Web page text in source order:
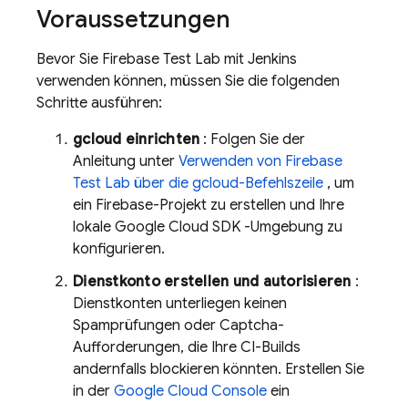
Voraussetzungen
Bevor Sie Firebase Test Lab mit Jenkins
verwenden können, müssen Sie die folgenden
Schritte ausführen:
gcloud einrichten : Folgen Sie der
Anleitung unter Verwenden von Firebase
Test Lab über die gcloud-Befehlszeile , um
ein Firebase-Projekt zu erstellen und Ihre
lokale Google Cloud SDK -Umgebung zu
konfigurieren.
Dienstkonto erstellen und autorisieren :
Dienstkonten unterliegen keinen
Spamprüfungen oder Captcha-
Aufforderungen, die Ihre CI-Builds
andernfalls blockieren könnten. Erstellen Sie
in der Google Cloud Console ein